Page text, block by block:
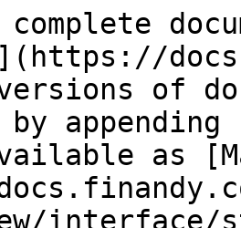
versions of
as
interface/